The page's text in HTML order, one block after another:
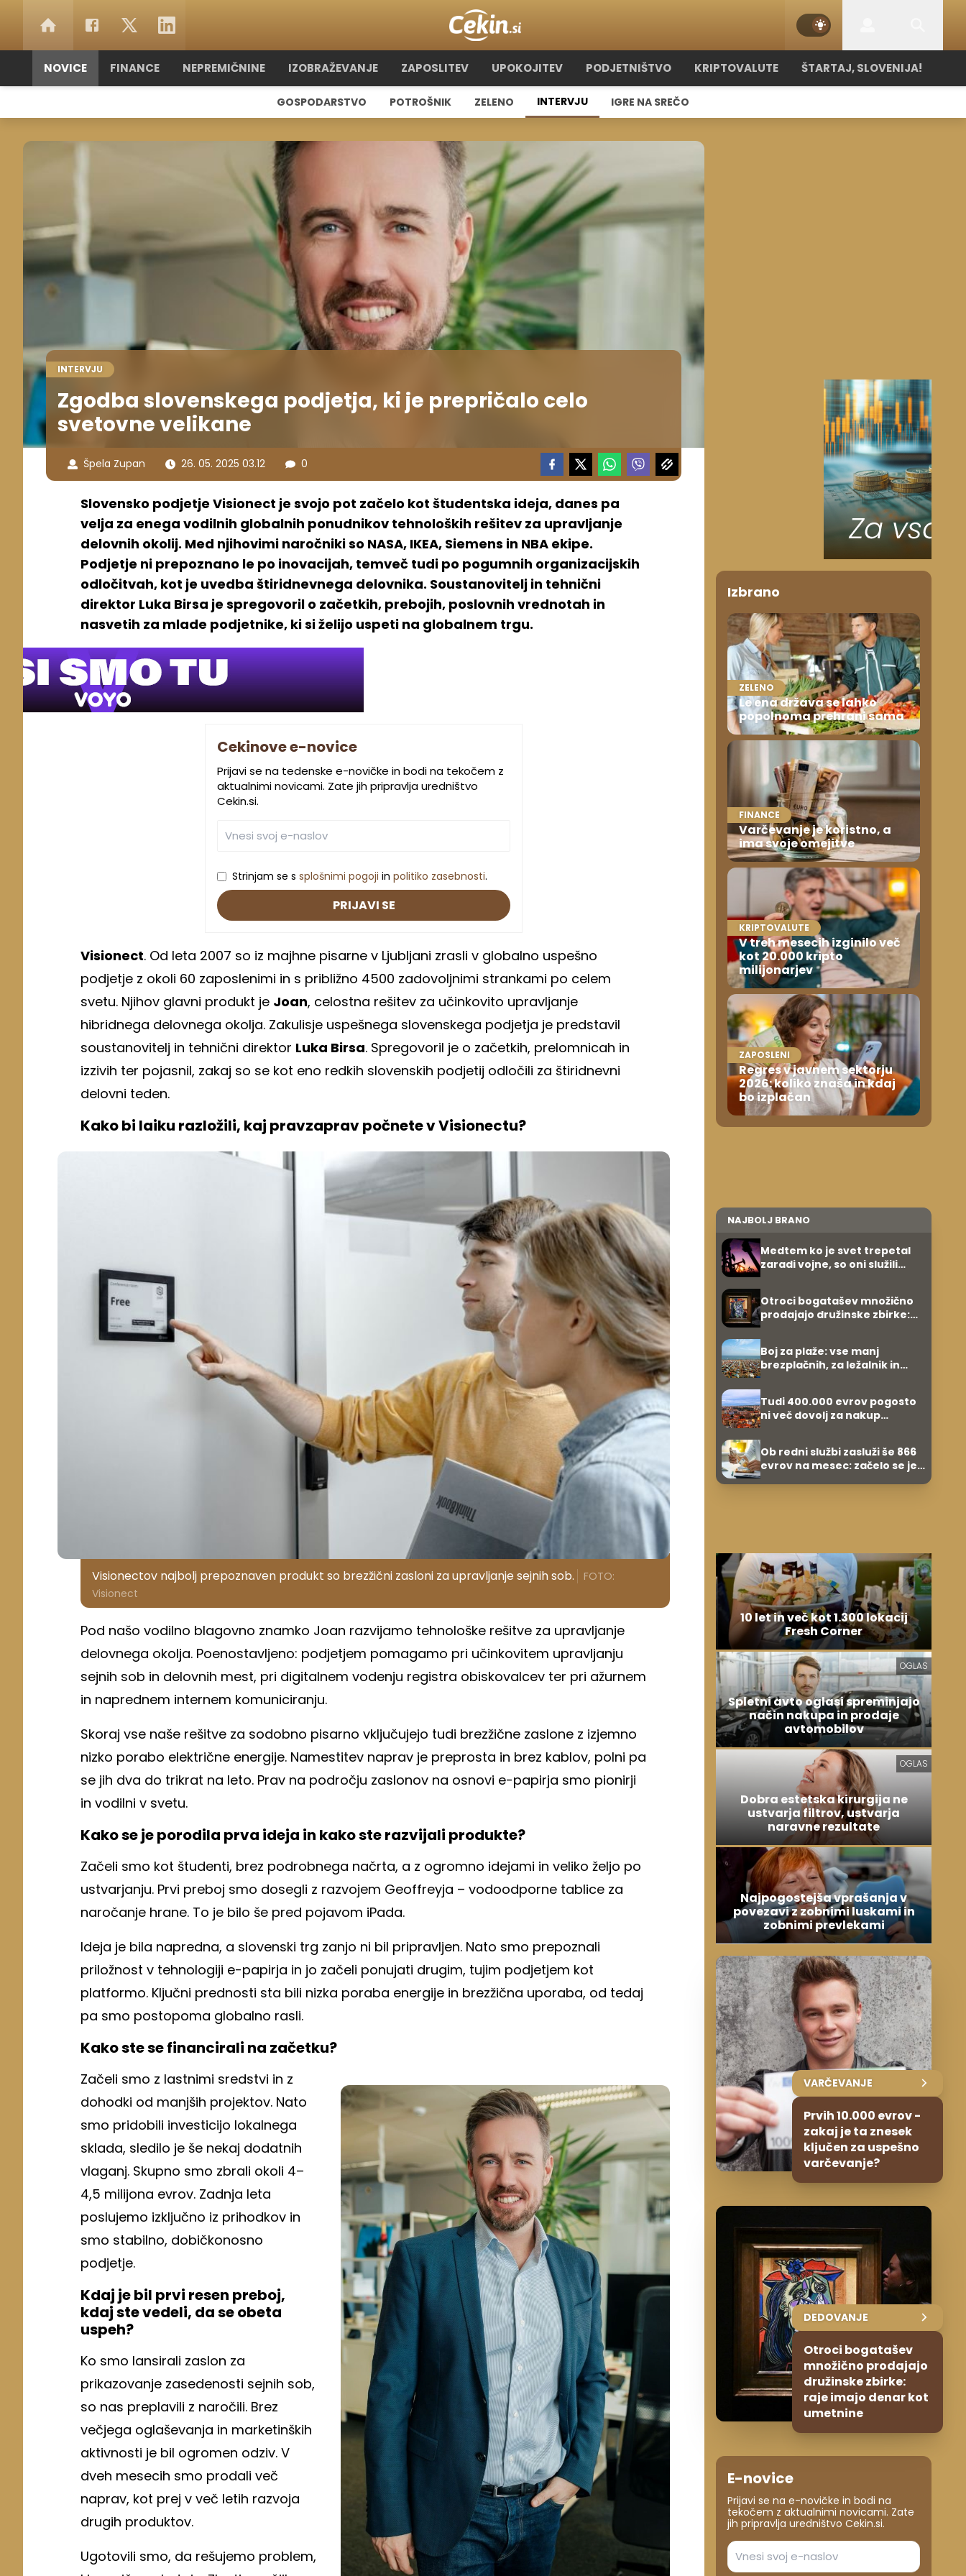
NOVICE FINANCE NEPREMIČNINE IZOBRAŽEVANJE ZAPOSLITEV UPOKOJITEV PODJETNIŠTVO KRIPTOVALUTE ŠTARTAJ, SLOVENIJA!
GOSPODARSTVO POTROŠNIK ZELENO INTERVJU IGRE NA SREČO
INTERVJU
Zgodba slovenskega podjetja, ki je prepričalo celo
svetovne velikane
Špela Zupan 26. 05. 2025 03.12 0
Slovensko podjetje Visionect je svojo pot začelo kot študentska ideja, danes pa
velja za enega vodilnih globalnih ponudnikov tehnoloških rešitev za upravljanje
delovnih okolij. Med njihovimi naročniki so NASA, IKEA, Siemens in NBA ekipe.
Podjetje ni prepoznano le po inovacijah, temveč tudi po pogumnih organizacijskih
odločitvah, kot je uvedba štiridnevnega delovnika. Soustanovitelj in tehnični
direktor Luka Birsa je spregovoril o začetkih, prebojih, poslovnih vrednotah in
nasvetih za mlade podjetnike, ki si želijo uspeti na globalnem trgu.
Cekinove e-novice
Prijavi se na tedenske e-novičke in bodi na tekočem z
aktualnimi novicami. Zate jih pripravlja uredništvo
Cekin.si.
Strinjam se s splošnimi pogoji in politiko zasebnosti.
PRIJAVI SE
Visionect. Od leta 2007 so iz majhne pisarne v Ljubljani zrasli v globalno uspešno
podjetje z okoli 60 zaposlenimi in s približno 4500 zadovoljnimi strankami po celem
svetu. Njihov glavni produkt je Joan, celostna rešitev za učinkovito upravljanje
hibridnega delovnega okolja. Zakulisje uspešnega slovenskega podjetja je predstavil
soustanovitelj in tehnični direktor Luka Birsa. Spregovoril je o začetkih, prelomnicah in
izzivih ter pojasnil, zakaj so se kot eno redkih slovenskih podjetij odločili za štiridnevni
delovni teden.
Kako bi laiku razložili, kaj pravzaprav počnete v Visionectu?
Visionectov najbolj prepoznaven produkt so brezžični zasloni za upravljanje sejnih sob.
FOTO:
Visionect
Pod našo vodilno blagovno znamko Joan razvijamo tehnološke rešitve za upravljanje
delovnega okolja. Poenostavljeno: podjetjem pomagamo pri učinkovitem upravljanju
sejnih sob in delovnih mest, pri digitalnem vodenju registra obiskovalcev ter pri ažurnem
in naprednem internem komuniciranju.
Skoraj vse naše rešitve za sodobno pisarno vključujejo tudi brezžične zaslone z izjemno
nizko porabo električne energije. Namestitev naprav je preprosta in brez kablov, polni pa
se jih dva do trikrat na leto. Prav na področju zaslonov na osnovi e-papirja smo pionirji
in vodilni v svetu.
Kako se je porodila prva ideja in kako ste razvijali produkte?
Začeli smo kot študenti, brez podrobnega načrta, a z ogromno idejami in veliko željo po
ustvarjanju. Prvi preboj smo dosegli z razvojem Geoffreyja – vodoodporne tablice za
naročanje hrane. To je bilo še pred pojavom iPada.
Ideja je bila napredna, a slovenski trg zanjo ni bil pripravljen. Nato smo prepoznali
priložnost v tehnologiji e-papirja in jo začeli ponujati drugim, tujim podjetjem kot
platformo. Ključni prednosti sta bili nizka poraba energije in brezžična uporaba, od tedaj
pa smo postopoma globalno rasli.
Kako ste se financirali na začetku?
Začeli smo z lastnimi sredstvi in z
dohodki od manjših projektov. Nato
smo pridobili investicijo lokalnega
sklada, sledilo je še nekaj dodatnih
vlaganj. Skupno smo zbrali okoli 4–
4,5 milijona evrov. Zadnja leta
poslujemo izključno iz prihodkov in
smo stabilno, dobičkonosno
podjetje.
Kdaj je bil prvi resen preboj,
kdaj ste vedeli, da se obeta
uspeh?
Ko smo lansirali zaslon za
prikazovanje zasedenosti sejnih sob,
so nas preplavili z naročili. Brez
večjega oglaševanja in marketinških
aktivnosti je bil ogromen odziv. V
dveh mesecih smo prodali več
naprav, kot prej v več letih razvoja
drugih produktov.
Ugotovili smo, da rešujemo problem,
Izbrano
ZELENO
Le ena država se lahko
popolnoma prehrani sama
FINANCE
Varčevanje je koristno, a
ima svoje omejitve
KRIPTOVALUTE
V treh mesecih izginilo več
kot 20.000 kripto
milijonarjev
ZAPOSLENI
Regres v javnem sektorju
2026: koliko znaša in kdaj
bo izplačan
NAJBOLJ BRANO
Medtem ko je svet trepetal
zaradi vojne, so oni služili
Otroci bogatašev množično
prodajajo družinske zbirke:
Boj za plaže: vse manj
brezplačnih, za ležalnik in
Tudi 400.000 evrov pogosto
ni več dovolj za nakup
Ob redni službi zasluži še 866
evrov na mesec: začelo se je
10 let in več kot 1.300 lokacij
Fresh Corner
OGLAS
Spletni avto oglasi spreminjajo
način nakupa in prodaje
avtomobilov
OGLAS
Dobra estetska kirurgija ne
ustvarja filtrov, ustvarja
naravne rezultate
Najpogostejša vprašanja v
povezavi z zobnimi luskami in
zobnimi prevlekami
VARČEVANJE
Prvih 10.000 evrov -
zakaj je ta znesek
ključen za uspešno
varčevanje?
DEDOVANJE
Otroci bogatašev
množično prodajajo
družinske zbirke:
raje imajo denar kot
umetnine
E-novice
Prijavi se na e-novičke in bodi na
tekočem z aktualnimi novicami. Zate
jih pripravlja uredništvo Cekin.si.